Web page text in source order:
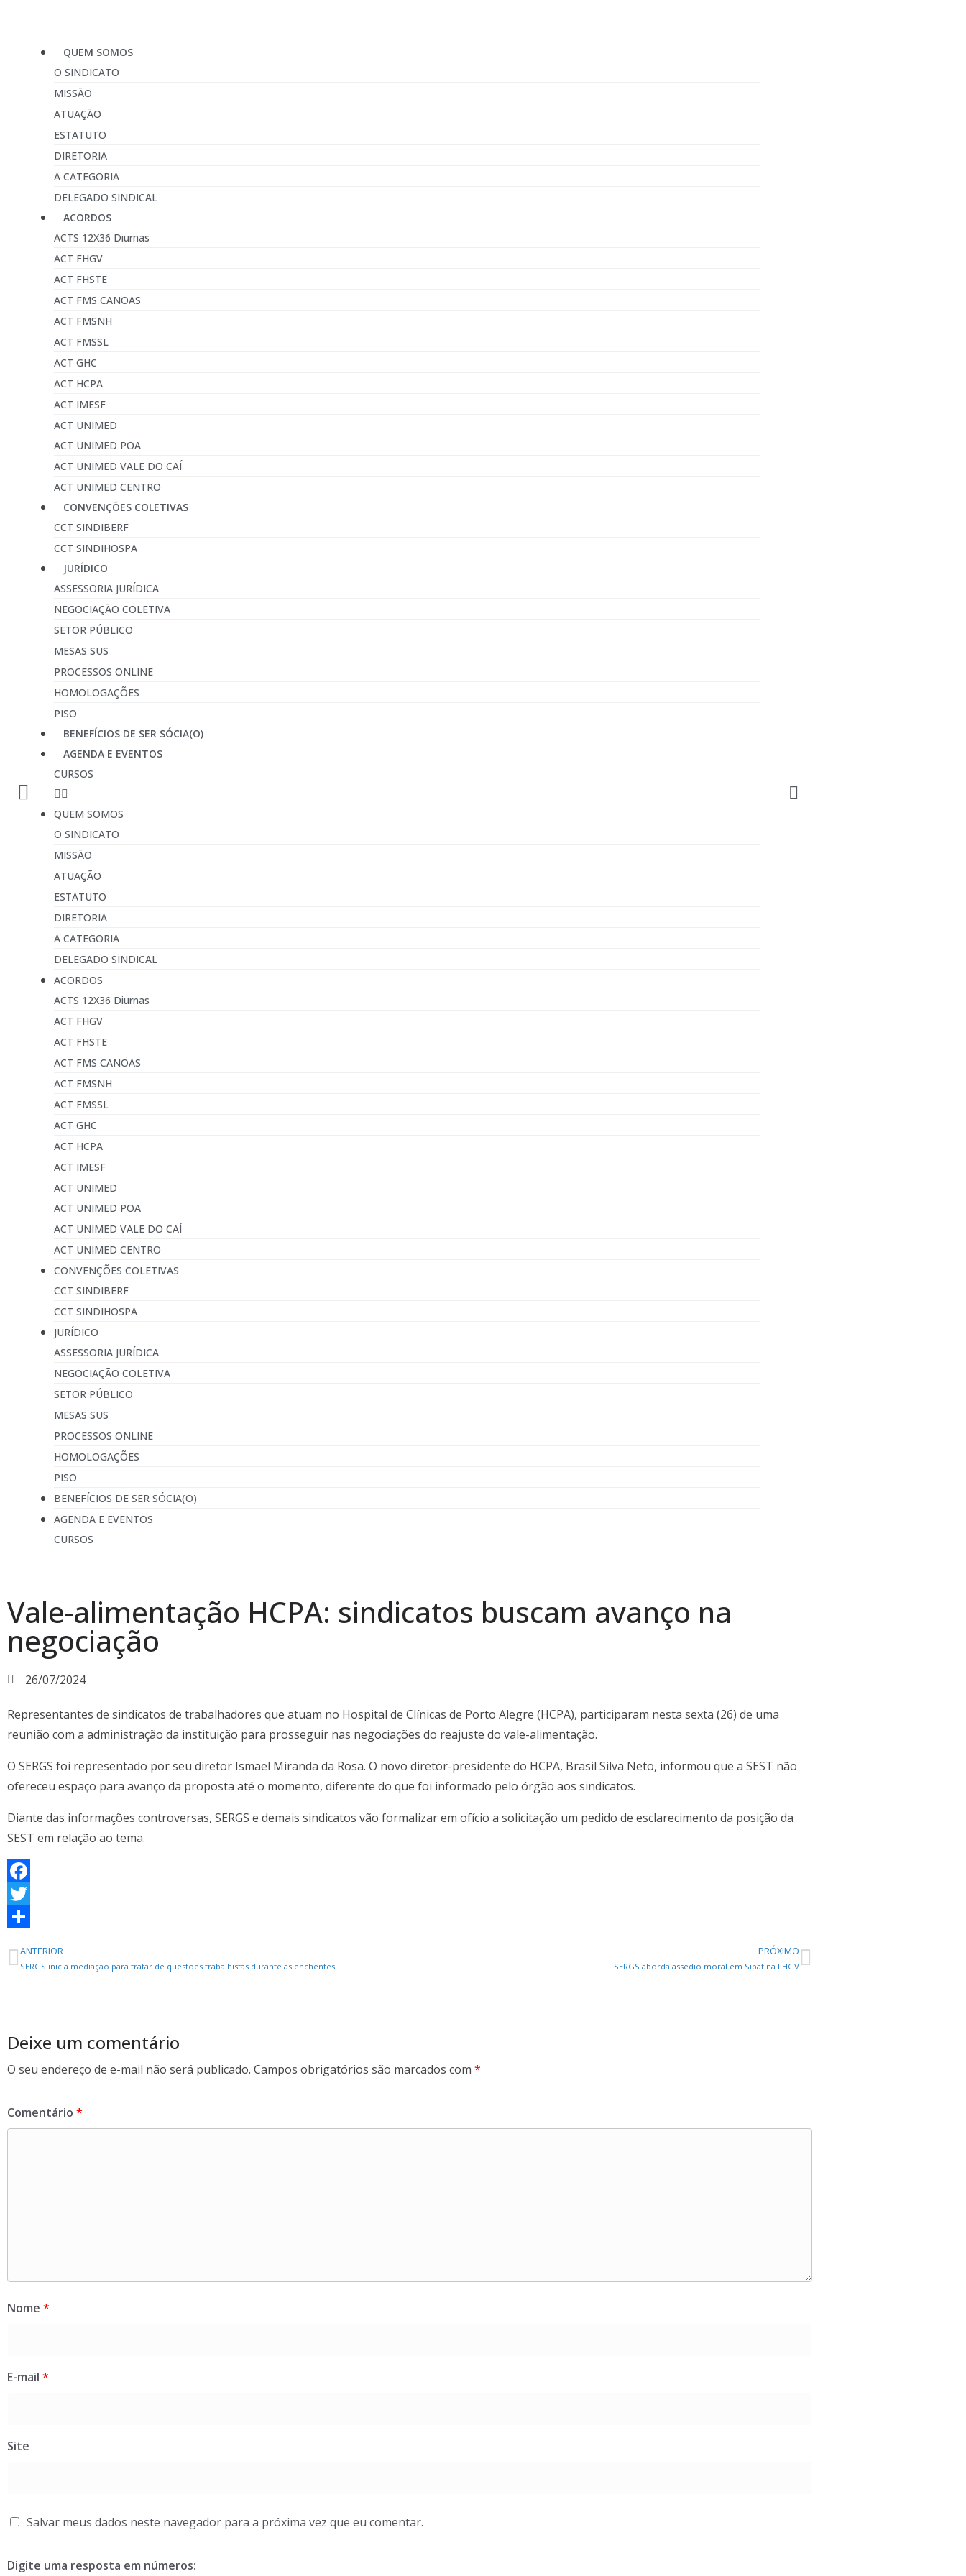
QUEM SOMOS
O SINDICATO
MISSÃO
ATUAÇÃO
ESTATUTO
DIRETORIA
A CATEGORIA
DELEGADO SINDICAL
ACORDOS
ACTS 12X36 Diurnas
ACT FHGV
ACT FHSTE
ACT FMS CANOAS
ACT FMSNH
ACT FMSSL
ACT GHC
ACT HCPA
ACT IMESF
ACT UNIMED
ACT UNIMED POA
ACT UNIMED VALE DO CAÍ
ACT UNIMED CENTRO
CONVENÇÕES COLETIVAS
CCT SINDIBERF
CCT SINDIHOSPA
JURÍDICO
ASSESSORIA JURÍDICA
NEGOCIAÇÃO COLETIVA
SETOR PÚBLICO
MESAS SUS
PROCESSOS ONLINE
HOMOLOGAÇÕES
PISO
BENEFÍCIOS DE SER SÓCIA(O)
AGENDA E EVENTOS
CURSOS
QUEM SOMOS
O SINDICATO
MISSÃO
ATUAÇÃO
ESTATUTO
DIRETORIA
A CATEGORIA
DELEGADO SINDICAL
ACORDOS
ACTS 12X36 Diurnas
ACT FHGV
ACT FHSTE
ACT FMS CANOAS
ACT FMSNH
ACT FMSSL
ACT GHC
ACT HCPA
ACT IMESF
ACT UNIMED
ACT UNIMED POA
ACT UNIMED VALE DO CAÍ
ACT UNIMED CENTRO
CONVENÇÕES COLETIVAS
CCT SINDIBERF
CCT SINDIHOSPA
JURÍDICO
ASSESSORIA JURÍDICA
NEGOCIAÇÃO COLETIVA
SETOR PÚBLICO
MESAS SUS
PROCESSOS ONLINE
HOMOLOGAÇÕES
PISO
BENEFÍCIOS DE SER SÓCIA(O)
AGENDA E EVENTOS
CURSOS
Vale-alimentação HCPA: sindicatos buscam avanço na
negociação
26/07/2024
Representantes de sindicatos de trabalhadores que atuam no Hospital de Clínicas de Porto Alegre (HCPA), participaram nesta sexta (26) de uma
reunião com a administração da instituição para prosseguir nas negociações do reajuste do vale-alimentação.
O SERGS foi representado por seu diretor Ismael Miranda da Rosa. O novo diretor-presidente do HCPA, Brasil Silva Neto, informou que a SEST não
ofereceu espaço para avanço da proposta até o momento, diferente do que foi informado pelo órgão aos sindicatos.
Diante das informações controversas, SERGS e demais sindicatos vão formalizar em ofício a solicitação um pedido de esclarecimento da posição da
SEST em relação ao tema.
F
a
e
T
ih
ANTERIOR
SERGS inicia mediação para tratar de questões trabalhistas durante as enchentes
PRÓXIMO
SERGS aborda assédio moral em Sipat na FHGV
Deixe um comentário
O seu endereço de e-mail não será publicado. Campos obrigatórios são marcados com *
Comentário *
Nome *
E-mail *
Site
Salvar meus dados neste navegador para a próxima vez que eu comentar.
Digite uma resposta em números: